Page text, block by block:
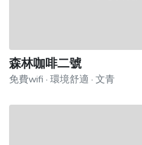
森林咖啡二號
免費wifi · 環境舒適 · 文青